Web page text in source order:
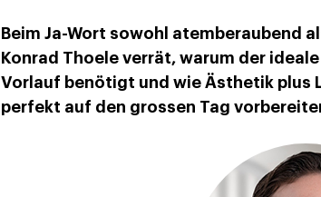
Beim Ja-Wort sowohl atemberaubend
Konrad Thoele verrät, warum der
Vorlauf benötigt und wie Ästhetik plus
perfekt auf den grossen Tag